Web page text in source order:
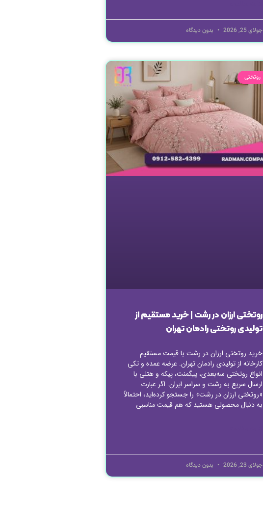
جولای 25, 2026 بدون دیدگاه
روتختی
روتختی ارزان در رشت | خرید مستقیم از
تولیدی روتختی رادمان تهران
خرید روتختی ارزان در رشت با قیمت مستقیم
کارخانه از تولیدی رادمان تهران. عرضه عمده و تکی
انواع روتختی سه‌بعدی، پیگمنت، پیکه و هتلی با
ارسال سریع به رشت و سراسر ایران. اگر عبارت
«روتختی ارزان در رشت» را جستجو کرده‌اید، احتمالاً
به دنبال محصولی هستید که هم قیمت مناسبی
جولای 23, 2026 بدون دیدگاه